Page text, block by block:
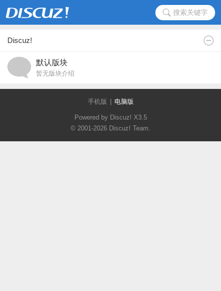
搜索关键字
Discuz!
默认版块
暂无版块介绍
手机版 电脑版
Powered by Discuz! X3.5
© 2001-2026 Discuz! Team.